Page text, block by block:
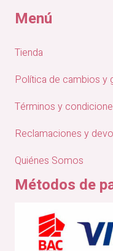
Menú
Tienda
Política de cambios y
Términos y
Reclamaciones y
Quiénes Somos
Métodos de